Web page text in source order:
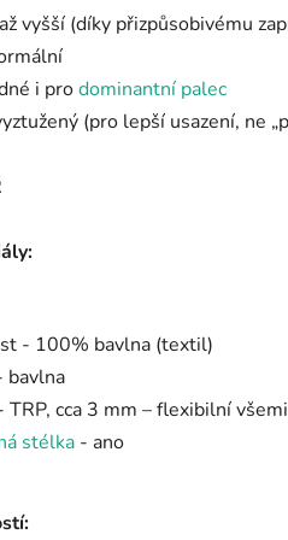
vyšší (díky přizpůsobivému
i prodominantní palec
(pro lepší usazení, ne
- 100% bavlna (textil)
bavlna
TRP, cca 3 mm – flexibilní
stélka - ano